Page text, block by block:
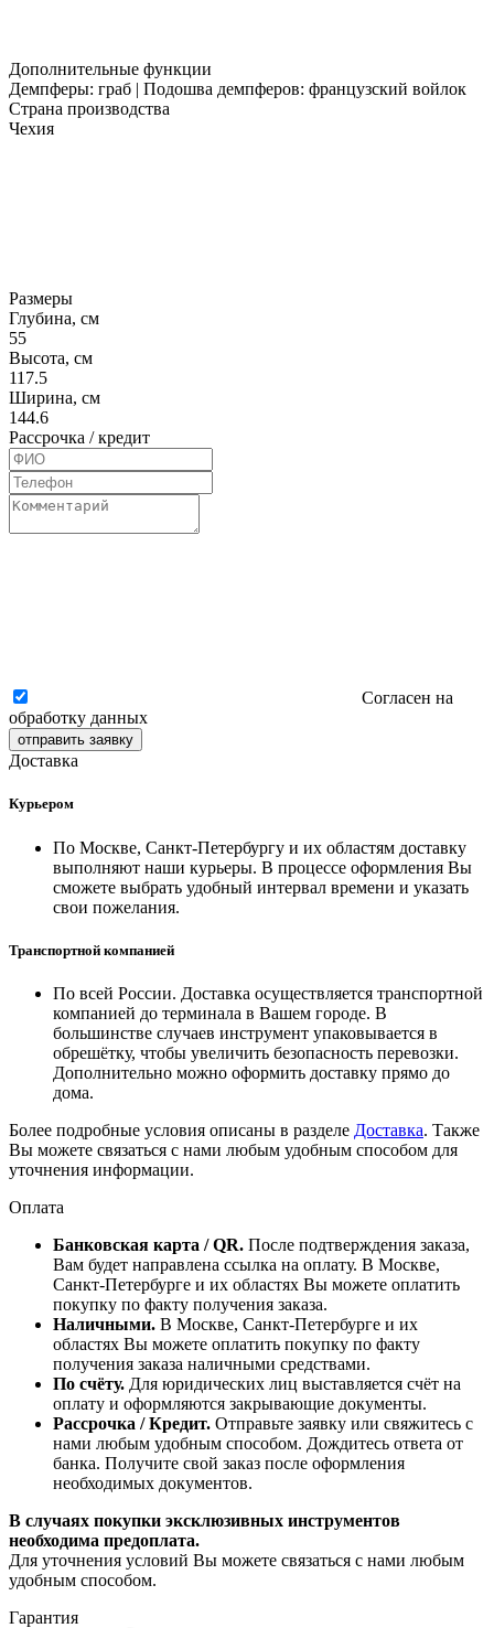
Дополнительные функции
Демпферы: граб | Подошва демпферов: французский войлок
Страна производства
Чехия
Размеры
Глубина, см
55
Высота, см
117.5
Ширина, см
144.6
Рассрочка / кредит
Согласен на
обработку данных
отправить заявку
Доставка
Курьером
По Москве, Санкт-Петербургу и их областям доставку
выполняют наши курьеры. В процессе оформления Вы
сможете выбрать удобный интервал времени и указать
свои пожелания.
Транспортной компанией
По всей России. Доставка осуществляется транспортной
компанией до терминала в Вашем городе. В
большинстве случаев инструмент упаковывается в
обрешётку, чтобы увеличить безопасность перевозки.
Дополнительно можно оформить доставку прямо до
дома.
Более подробные условия описаны в разделе Доставка. Также
Вы можете связаться с нами любым удобным способом для
уточнения информации.
Оплата
Банковская карта / QR. После подтверждения заказа,
Вам будет направлена ссылка на оплату. В Москве,
Санкт-Петербурге и их областях Вы можете оплатить
покупку по факту получения заказа.
Наличными. В Москве, Санкт-Петербурге и их
областях Вы можете оплатить покупку по факту
получения заказа наличными средствами.
По счёту. Для юридических лиц выставляется счёт на
оплату и оформляются закрывающие документы.
Рассрочка / Кредит. Отправьте заявку или свяжитесь с
нами любым удобным способом. Дождитесь ответа от
банка. Получите свой заказ после оформления
необходимых документов.
В случаях покупки эксклюзивных инструментов
необходима предоплата.
Для уточнения условий Вы можете связаться с нами любым
удобным способом.
Гарантия